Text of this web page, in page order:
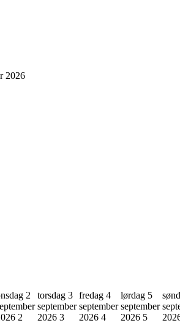
2026
2
2
torsdag 3
september
2026 3
fredag 4
september
2026 4
lørdag 5
september
2026 5